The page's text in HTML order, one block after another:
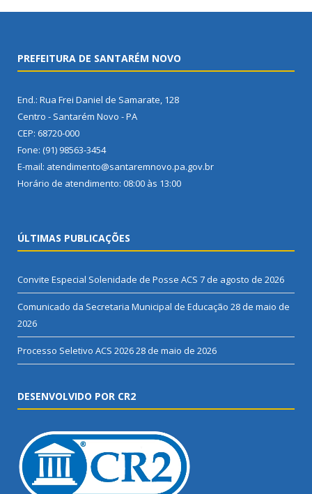
PREFEITURA DE SANTARÉM NOVO
End.: Rua Frei Daniel de Samarate, 128
Centro - Santarém Novo - PA
CEP: 68720-000
Fone: (91) 98563-3454
E-mail: atendimento@santaremnovo.pa.gov.br
Horário de atendimento: 08:00 às 13:00
ÚLTIMAS PUBLICAÇÕES
Convite Especial Solenidade de Posse ACS 7 de agosto de 2026
Comunicado da Secretaria Municipal de Educação 28 de maio de
2026
Processo Seletivo ACS 202628 de maio de 2026
DESENVOLVIDO POR CR2